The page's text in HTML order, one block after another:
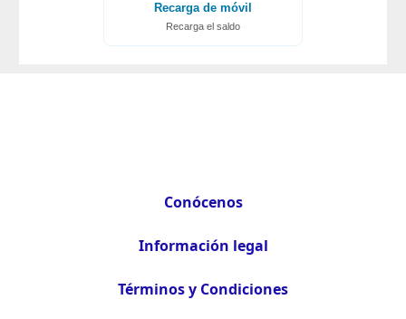
Recarga de móvil
Recarga el saldo
Conócenos
Información legal
Términos y Condiciones